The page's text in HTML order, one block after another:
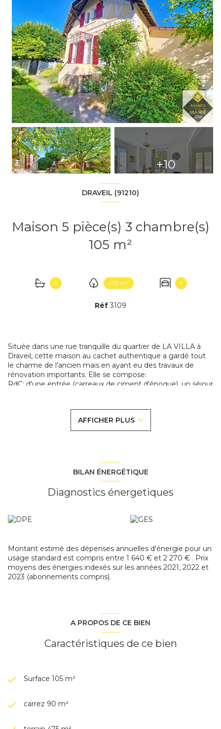
+10
DRAVEIL (91210)
Maison 5 pièce(s) 3 chambre(s)
105 m²
1 475 m² 1
Réf3109
Située dans une rue tranquille du quartier de LA VILLA à
Draveil, cette maison au cachet authentique a gardé tout
le charme de l'ancien mais en ayant eu des travaux de
rénovation importants. Elle se compose:
RdC: d'une entrée (carreaux de ciment d'époque), un séjour
jardin. Un garage + un atelier et une grande mezzanine au
dessus du tout pouvant être aménagée.
Etage: un palier, deux chambres, une salle de bains et un
Très joli terrain de 475m² de terrain sans vis à vis, abri.
Côté technique: double vitrage PVC, électricité refaite,
peintures, porte d'entrée, etc... Vous n'avez qu'à poser vos
rare !
exposé sont disponibles sur le site
Géorisques
AFFICHER PLUS
BILAN ÉNERGÉTIQUE
Diagnostics énergetiques
Montant estimé des dépenses annuelles d'énergie pour un
usage standard est compris entre 1 640 € et 2 270 € . Prix
moyens des énergies indexés sur les années 2021, 2022 et
2023 (abonnements compris).
A PROPOS DE CE BIEN
Caractéristiques de ce bien
Surface 105 m²
carrez 90 m²